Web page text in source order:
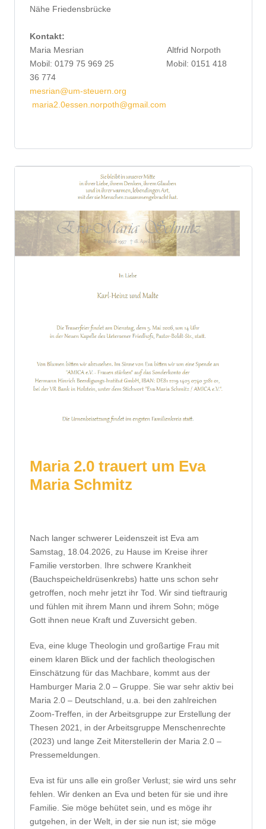
Nähe Friedensbrücke
Kontakt:
Maria Mesrian Altfrid Norpoth
Mobil: 0179 75 969 25 Mobil: 0151 418
36 774
mesrian@um-steuern.org
maria2.0essen.norpoth@gmail.com
Maria 2.0 trauert um Eva
Maria Schmitz
Nach langer schwerer Leidenszeit ist Eva am
Samstag, 18.04.2026, zu Hause im Kreise ihrer
Familie verstorben. Ihre schwere Krankheit
(Bauchspeicheldrüsenkrebs) hatte uns schon sehr
getroffen, noch mehr jetzt ihr Tod. Wir sind tieftraurig
und fühlen mit ihrem Mann und ihrem Sohn; möge
Gott ihnen neue Kraft und Zuversicht geben.
Eva, eine kluge Theologin und großartige Frau mit
einem klaren Blick und der fachlich theologischen
Einschätzung für das Machbare, kommt aus der
Hamburger Maria 2.0 – Gruppe. Sie war sehr aktiv bei
Maria 2.0 – Deutschland, u.a. bei den zahlreichen
Zoom-Treffen, in der Arbeitsgruppe zur Erstellung der
Thesen 2021, in der Arbeitsgruppe Menschenrechte
(2023) und lange Zeit Miterstellerin der Maria 2.0 –
Pressemeldungen.
Eva ist für uns alle ein großer Verlust; sie wird uns sehr
fehlen. Wir denken an Eva und beten für sie und ihre
Familie. Sie möge behütet sein, und es möge ihr
gutgehen, in der Welt, in der sie nun ist; sie möge